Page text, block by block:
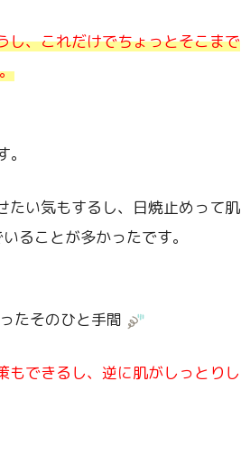
し、これだけでちょっとそこまで
たい気もするし、日焼止めって肌
ることが多かったです。
たそのひと手間
もできるし、逆に肌がしっとりし